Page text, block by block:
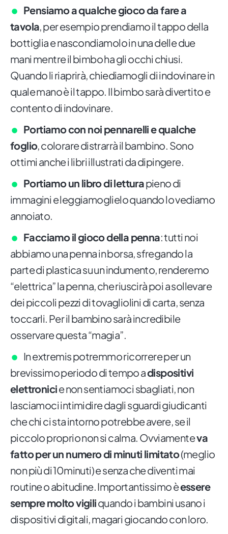
Pensiamo a qualche gioco da fare a
tavola, per esempio prendiamo il tappo della
bottiglia e nascondiamolo in una delle due
mani mentre il bimbo ha gli occhi chiusi.
Quando li riaprirà, chiediamogli di indovinare in
quale mano è il tappo. Il bimbo sarà divertito e
contento di indovinare.
Portiamo con noi pennarelli e qualche
foglio, colorare distrarrà il bambino. Sono
ottimi anche i libri illustrati da dipingere.
Portiamo un libro di letturapieno di
immagini e leggiamoglielo quando lo vediamo
annoiato.
Facciamo il gioco della penna: tutti noi
abbiamo una penna in borsa, sfregando la
parte di plastica su un indumento, renderemo
“elettrica” la penna, che riuscirà poi a sollevare
dei piccoli pezzi di tovagliolini di carta, senza
toccarli. Per il bambino sarà incredibile
osservare questa “magia”.
In extremis potremmo ricorrere per un
brevissimo periodo di tempo adispositivi
elettronicie non sentiamoci sbagliati, non
lasciamoci intimidire dagli sguardi giudicanti
che chi ci sta intorno potrebbe avere, se il
piccolo proprio non si calma. Ovviamenteva
fatto per un numero di minuti limitato(meglio
non più di 10minuti) e senza che diventi mai
routine o abitudine. Importantissimo èessere
sempre molto vigiliquando i bambini usano i
dispositivi digitali, magari giocando con loro.